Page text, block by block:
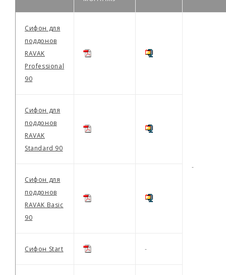
Сифон для
поддонов
RAVAK
Professional
90
-
Сифон для
поддонов
RAVAK
Standard 90
Сифон для
поддонов
RAVAK Basic
90
Сифон Start -